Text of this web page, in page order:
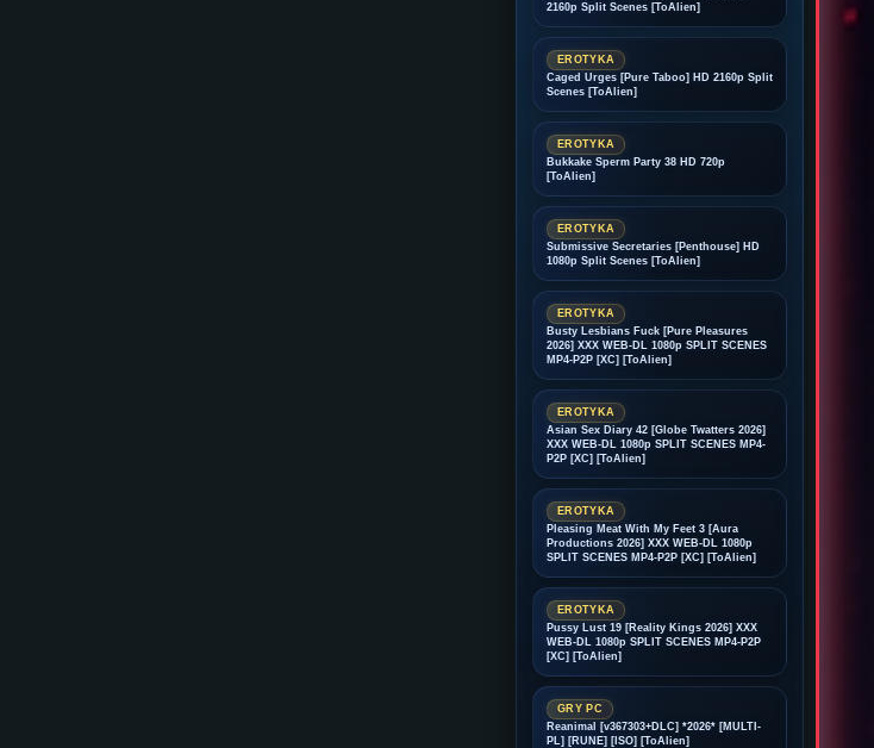
2160p Split Scenes [ToAlien]
EROTYKA
Caged Urges [Pure Taboo] HD 2160p Split
Scenes [ToAlien]
EROTYKA
Bukkake Sperm Party 38 HD 720p
[ToAlien]
EROTYKA
Submissive Secretaries [Penthouse] HD
1080p Split Scenes [ToAlien]
EROTYKA
Busty Lesbians Fuck [Pure Pleasures
2026] XXX WEB-DL 1080p SPLIT SCENES
MP4-P2P [XC] [ToAlien]
EROTYKA
Asian Sex Diary 42 [Globe Twatters 2026]
XXX WEB-DL 1080p SPLIT SCENES MP4-
P2P [XC] [ToAlien]
EROTYKA
Pleasing Meat With My Feet 3 [Aura
Productions 2026] XXX WEB-DL 1080p
SPLIT SCENES MP4-P2P [XC] [ToAlien]
EROTYKA
Pussy Lust 19 [Reality Kings 2026] XXX
WEB-DL 1080p SPLIT SCENES MP4-P2P
[XC] [ToAlien]
GRY PC
Reanimal [v367303+DLC] *2026* [MULTI-
PL] [RUNE] [ISO] [ToAlien]